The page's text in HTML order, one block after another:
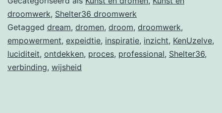
droomwerk, Shelter36 droomwerk
Getagged dream, dromen, droom, droomwerk,
empowerment, expeidtie, inspiratie, inzicht, KenUzelve,
luciditeit, ontdekken, proces, professional, Shelter36,
verbinding, wijsheid